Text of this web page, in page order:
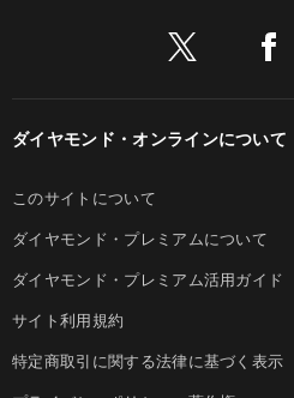
ダイヤモンド・オンラインについて
このサイトについて
ダイヤモンド・プレミアムについて
ダイヤモンド・プレミアム活用ガイド
サイト利用規約
特定商取引に関する法律に基づく表示